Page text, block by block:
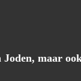
Joden, maar